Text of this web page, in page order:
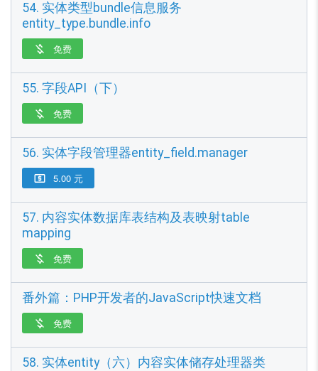
54. 实体类型bundle信息服务
entity_type.bundle.info
 免费
55. 字段API（下）
 免费
56. 实体字段管理器entity_field.manager
 5.00 元
57. 内容实体数据库表结构及表映射table
mapping
 免费
番外篇：PHP开发者的JavaScript快速文档
 免费
58. 实体entity（六）内容实体储存处理器类